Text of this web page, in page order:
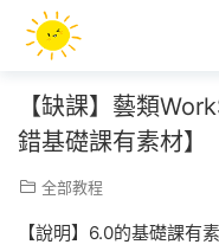
【缺課】藝類
錯基礎課有素材】
全部教程
【說明】6.0的基礎課有